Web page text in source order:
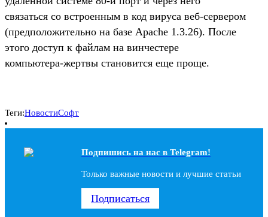
связаться со встроенным в код вируса веб-сервером
(предположительно на базе Apache 1.3.26). После
этого доступ к файлам на винчестере
компьютера-жертвы становится еще проще.
Теги:НовостиСофт
Подпишись на наc в Telegram!
Только важные новости и лучшие статьи
Подписаться